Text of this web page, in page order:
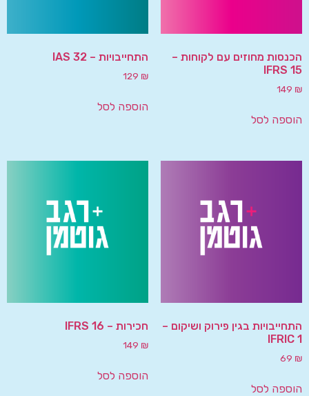
הכנסות מחוזים עם לקוחות –
IFRS 15
149 ₪
הוספה לסל
התחייבויות – IAS 32
129 ₪
הוספה לסל
התחייבויות בגין פירוק ושיקום –
IFRIC 1
69 ₪
הוספה לסל
חכירות – IFRS 16
149 ₪
הוספה לסל